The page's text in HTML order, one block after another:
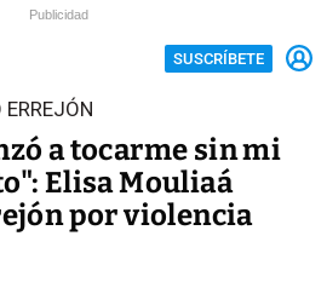
Publicidad
SUSCRÍBETE
a tocarme sin mi
Elisa Mouliaá
por violencia